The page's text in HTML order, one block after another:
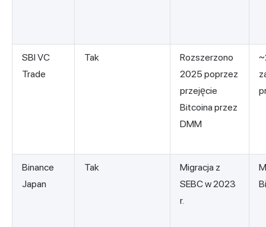
SBI VC
Trade
Tak
Rozszerzono
2025 poprzez
przejęcie
Bitcoina przez
DMM
Binance
Japan
Tak
Migracja z
SEBC w 2023
r.